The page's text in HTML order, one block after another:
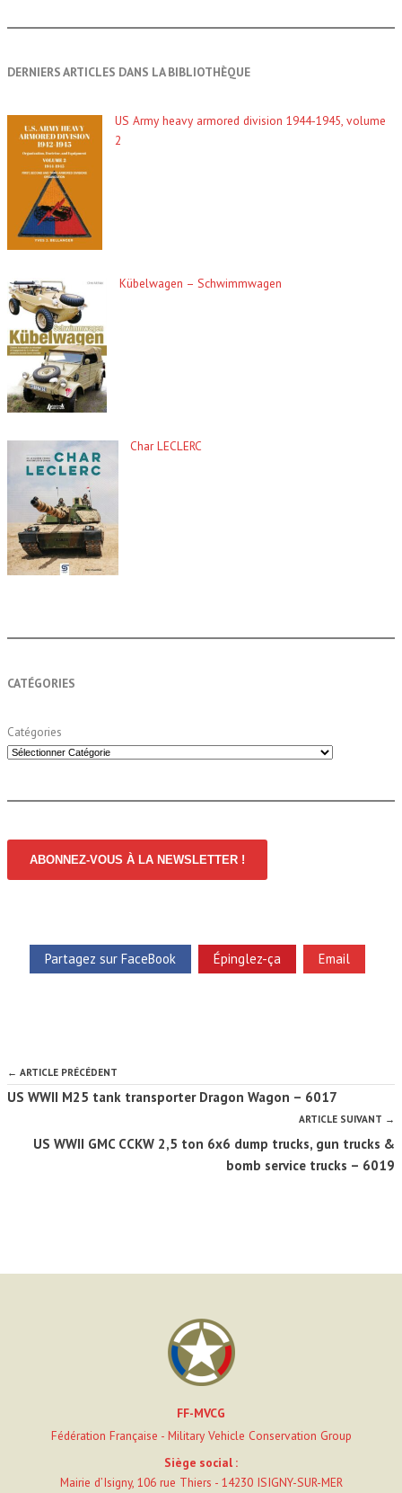
DERNIERS ARTICLES DANS LA BIBLIOTHÈQUE
US Army heavy armored division 1944-1945, volume
2
Kübelwagen – Schwimmwagen
Char LECLERC
CATÉGORIES
Catégories
ABONNEZ-VOUS À LA NEWSLETTER !
Partagez sur FaceBook Épinglez-ça Email
← ARTICLE PRÉCÉDENT
US WWII M25 tank transporter Dragon Wagon – 6017
ARTICLE SUIVANT →
US WWII GMC CCKW 2,5 ton 6x6 dump trucks, gun trucks &
bomb service trucks – 6019
FF-MVCG
Fédération Française - Military Vehicle Conservation Group
Siège social :
Mairie d’Isigny, 106 rue Thiers - 14230 ISIGNY-SUR-MER